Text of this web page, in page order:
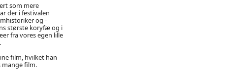
som mere
der i festivalen
og -
største koryfæ og i
fra vores egen lille
film, hvilket han
mange film.